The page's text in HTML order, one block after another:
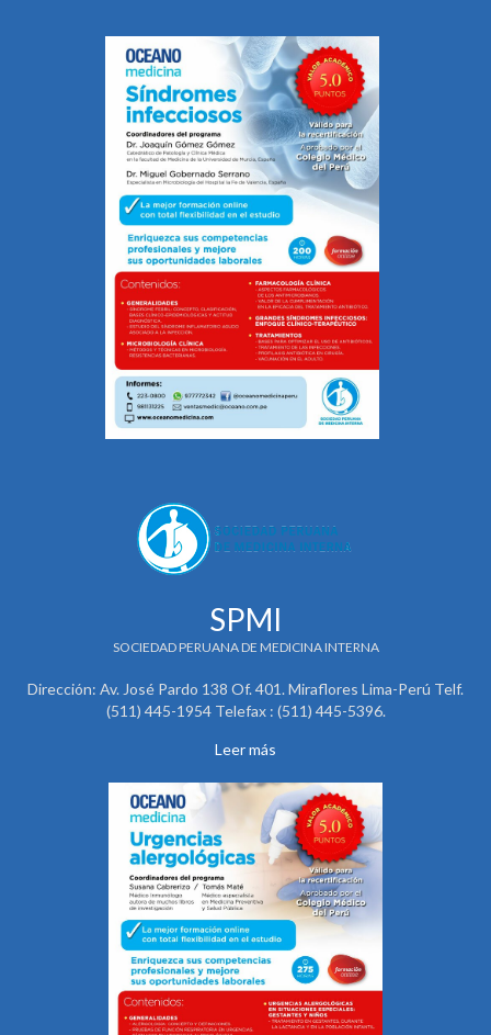
SPMI
SOCIEDAD PERUANA DE MEDICINA INTERNA
Dirección: Av. José Pardo 138 Of. 401. Miraflores Lima-Perú Telf.
(511) 445-1954 Telefax : (511) 445-5396.
Leer más